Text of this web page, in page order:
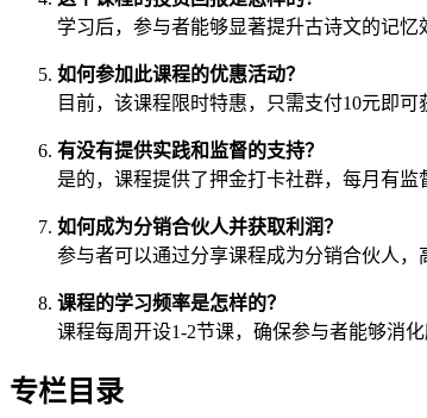
学习后，参与者能够显著提升古诗文的记
如何参加此课程的优惠活动？
目前，该课程限时特惠，只需支付10元即
有没有提供实践和监督的支持？
是的，课程提供了押金打卡社群，每月有监
如何成为分销合伙人并获取利润？
参与者可以通过分享课程成为分销合伙人，
课程的学习频率是怎样的？
课程每周开设1-2节课，确保参与者能够消
专栏目录